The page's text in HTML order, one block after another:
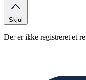
Skjul
Der er ikke registreret et